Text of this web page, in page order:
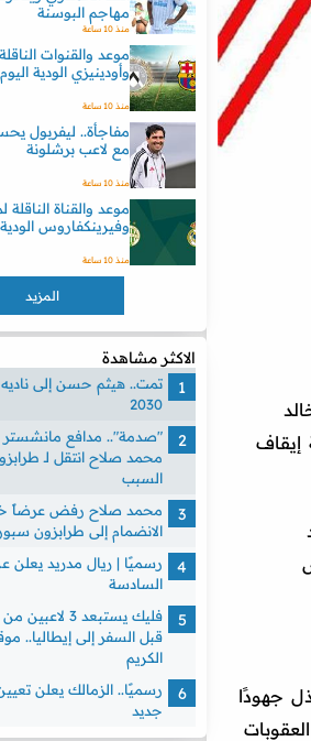
إيقاف
جهودًا
مهاجم البوسنة
منذ 10 ساعة
موعد والقنوات
وأودينيزي الودية اليوم
منذ 10 ساعة
مفاجأة.. ليفربول
مع لاعب برشلونة
منذ 10 ساعة
موعد والقناة الناقلة
وفيرينكفاروس الودية
منذ 10 ساعة
المزيد
الاكثر مشاهدة
تمت.. هيثم حسن إلى
2030
"صدمة".. مدافع مانشستر
محمد صلاح انتقل لـ
السبب
محمد صلاح رفض عرضاً
الانضمام إلى طرابزون سبور
رسميًا | ريال مدريد يعلن
السادسة
فليك يستبعد 3
قبل السفر إلى إيطاليا..
الكريم
رسميًا.. الزمالك يعلن
جديد